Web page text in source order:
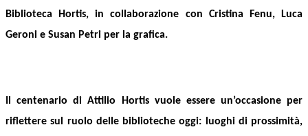
Biblioteca Hortis, in collaborazione con Cristina Fenu, Luca
Geroni e Susan Petri per la grafica.
Il centenario di Attilio Hortis vuole essere un’occasione per
riflettere sul ruolo delle biblioteche oggi: luoghi di prossimità,